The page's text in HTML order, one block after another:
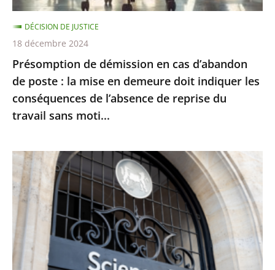
la
mise
en
demeure
doit
indiquer
les
de
l’absence
de
reprise
du
travail
sans
Présomption de démission en cas d’abandon
de poste : la mise en demeure doit indiquer les
conséquences de l’absence de reprise du
travail sans moti...
DÉCISION DE JUSTICE
18 décembre 2024
Le
juge
des
référés
du
Conseil
d’État